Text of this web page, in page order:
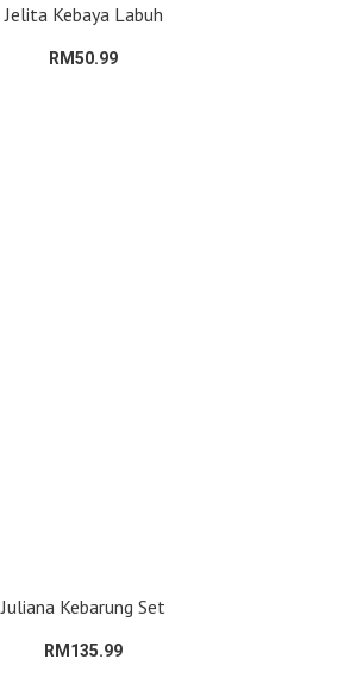
Jelita Kebaya Labuh
RM50.99
Juliana Kebarung Set
RM135.99